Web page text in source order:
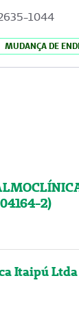
1044
MUDANÇA DE
2)
Itaipú